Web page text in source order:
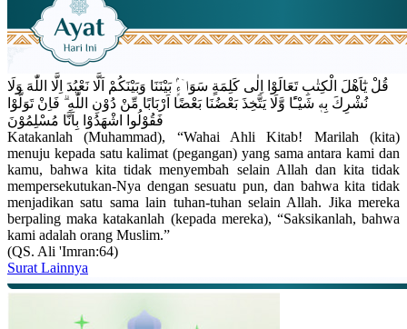
قُلْ يٰٓاَهْلَ الْكِتٰبِ تَعَالَوْا اِلٰى كَلِمَةٍ سَوَاۤءٍۢ بَيْنَنَا وَبَيْنَكُمْ اَلَّا نَعْبُدَ اِلَّا اللّٰهَ وَلَا
نُشْرِكَ بِهٖ شَيْـًٔا وَّلَا يَتَّخِذَ بَعْضُنَا بَعْضًا اَرْبَابًا مِّنْ دُوْنِ اللّٰهِ ۗ فَاِنْ تَوَلَّوْا
فَقُوْلُوا اشْهَدُوْا بِاَنَّا مُسْلِمُوْنَ
Katakanlah (Muhammad), “Wahai Ahli Kitab! Marilah (kita)
menuju kepada satu kalimat (pegangan) yang sama antara kami dan
kamu, bahwa kita tidak menyembah selain Allah dan kita tidak
mempersekutukan-Nya dengan sesuatu pun, dan bahwa kita tidak
menjadikan satu sama lain tuhan-tuhan selain Allah. Jika mereka
berpaling maka katakanlah (kepada mereka), “Saksikanlah, bahwa
kami adalah orang Muslim.”
(QS. Ali 'Imran:64)
Surat Lainnya